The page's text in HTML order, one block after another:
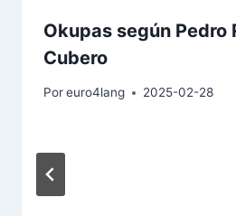
Okupas según Pedro
Cubero
Poreuro4lang 2025-02-28